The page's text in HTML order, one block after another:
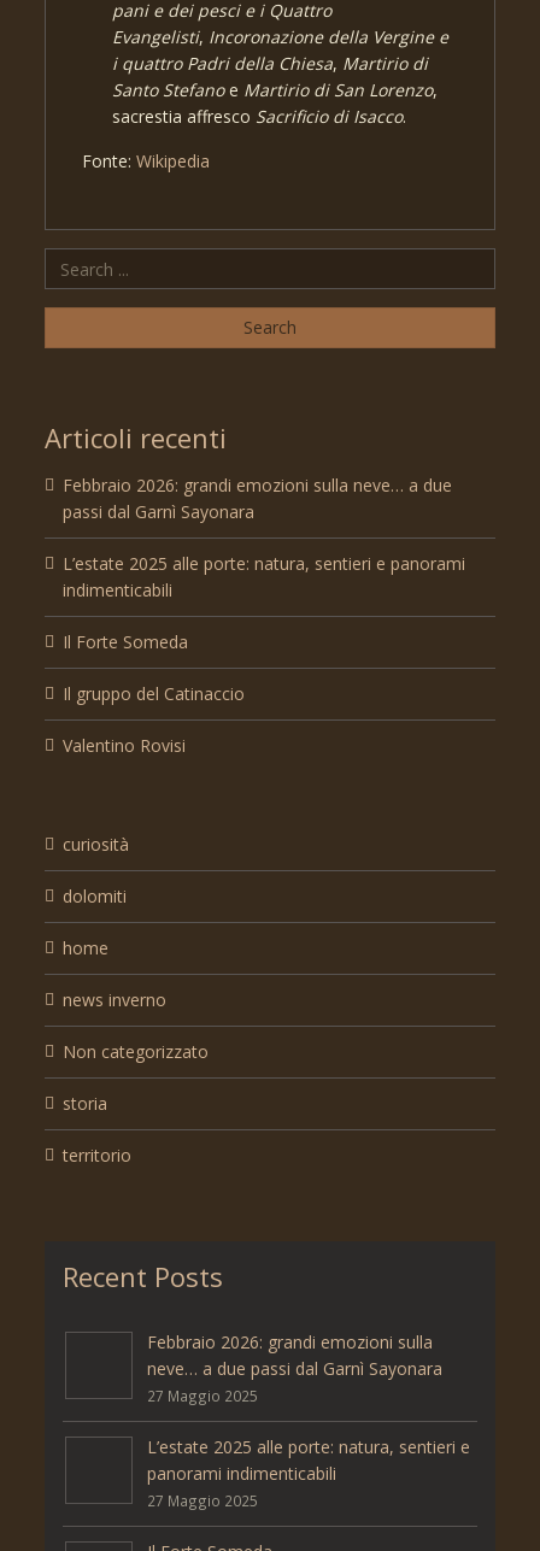
pani e dei pesci e i Quattro
Evangelisti, Incoronazione della Vergine e
i quattro Padri della Chiesa, Martirio di
Santo Stefanoe Martirio di San Lorenzo,
sacrestia affresco Sacrificio di Isacco.
Fonte:Wikipedia
Articoli recenti
Febbraio 2026: grandi emozioni sulla neve… a due
passi dal Garnì Sayonara
L’estate 2025 alle porte: natura, sentieri e panorami
indimenticabili
Il Forte Someda
Il gruppo del Catinaccio
Valentino Rovisi
curiosità
dolomiti
home
news inverno
Non categorizzato
storia
territorio
Recent Posts
Febbraio 2026: grandi emozioni sulla
neve… a due passi dal Garnì Sayonara
27 Maggio 2025
L’estate 2025 alle porte: natura, sentieri e
panorami indimenticabili
27 Maggio 2025